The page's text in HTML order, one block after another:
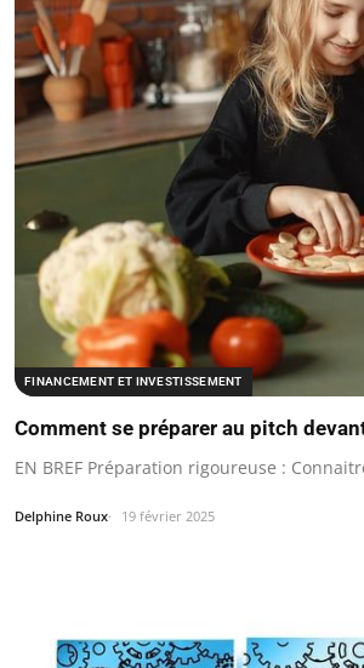
FINANCEMENT ET INVESTISSEMENT
Comment se préparer au pitch
EN BREF Préparation rigoureuse :
Delphine Roux 19 février 2025